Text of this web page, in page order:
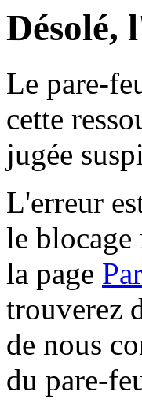
Désolé,
Le pare-
cette
jugée
L'erreur
le blocage
la page
trouverez
de nous
du pare-